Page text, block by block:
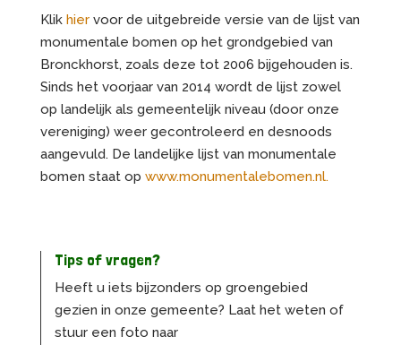
Klikhier voor de uitgebreide versie van de lijst van
monumentale bomen op het grondgebied van
Bronckhorst, zoals deze tot 2006 bijgehouden is.
Sinds het voorjaar van 2014 wordt de lijst zowel
op landelijk als gemeentelijk niveau (door onze
vereniging) weer gecontroleerd en desnoods
aangevuld. De landelijke lijst van monumentale
bomen staat op www.monumentalebomen.nl.
Tips of vragen?
Heeft u iets bijzonders op groengebied
gezien in onze gemeente? Laat het weten of
stuur een foto naar